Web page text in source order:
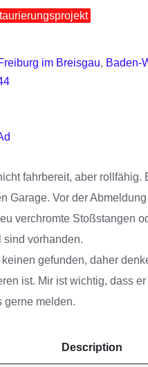
im Breisgau, Baden-
fahrbereit, aber rollfähig.
Garage. Vor der
verchromte Stoßstangen
sind vorhanden.
gefunden, daher
ist. Mir ist wichtig, dass
gerne melden.
Description